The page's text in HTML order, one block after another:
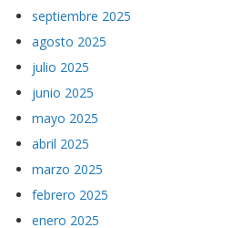
septiembre 2025
agosto 2025
julio 2025
junio 2025
mayo 2025
abril 2025
marzo 2025
febrero 2025
enero 2025